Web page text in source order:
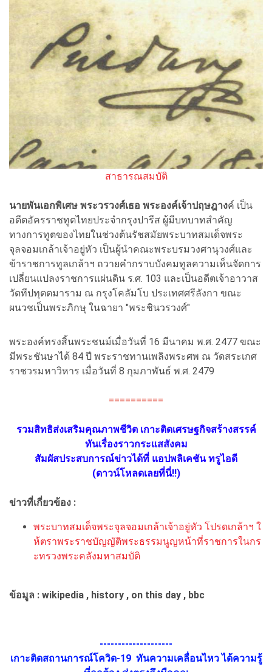
สาธารณสมบัติ
นายพันเอกพิเศษ พระวรวงศ์เธอ พระองค์เจ้าปฤษฎางค์ เป็น
อดีตอัครราชทูตไทยประจำกรุงปารีส ผู้มีบทบาทสำคัญ
ทางการทูตของไทยในช่วงต้นรัชสมัยพระบาทสมเด็จพระ
จุลจอมเกล้าเจ้าอยู่หัว เป็นผู้นำคณะพระบรมวงศานุวงศ์และ
ข้าราชการทูลเกล้าฯ ถวายคำกราบบังคมทูลความเห็นจัดการ
เปลี่ยนแปลงราชการแผ่นดิน ร.ศ. 103 และเป็นอดีตเจ้าอาวาส
วัดทีปทุตตมาราม ณ กรุงโคลัมโบ ประเทศศรีลังกา ขณะ
ผนวชเป็นพระภิกษุ ในฉายา "พระชินวรวงศ์"
พระองค์ทรงสิ้นพระชนม์เมื่อวันที่ 16 มีนาคม พ.ศ. 2477 ขณะ
มีพระชันษาได้ 84 ปี พระราชทานเพลิงพระศพ ณ วัดสระเกศ
ราชวรมหาวิหาร เมื่อวันที่ 8 กุมภาพันธ์ พ.ศ. 2479
==========
รวมสิทธิส่งเสริมคุณภาพชีวิต เกาะติดเศรษฐกิจสร้างสรรค์
ทันเรื่องราวกระแสสังคม
สัมผัสประสบการณ์ข่าวได้ที่ แอปพลิเคชัน ทรูไอดี
(ดาวน์โหลดเลยที่นี่!!)
ข่าวที่เกี่ยวข้อง :
พระบาทสมเด็จพระจุลจอมเกล้าเจ้าอยู่หัว โปรดเกล้าฯ ใ
ห้ตราพระราชบัญญัติพระธรรมนูญหน้าที่ราชการในกร
ะทรวงพระคลังมหาสมบัติ
ข้อมูล : wikipedia , history , on this day , bbc
--------------------
เกาะติดสถานการณ์โควิด-19 ทันความเคลื่อนไหว ได้ความรู้